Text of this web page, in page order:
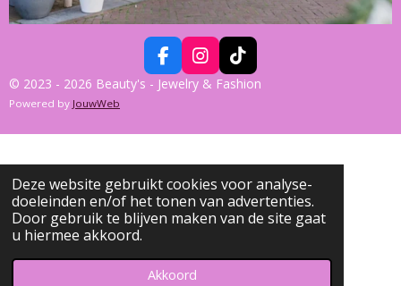
Deze website gebruikt cookies voor analyse-
doeleinden en/of het tonen van advertenties.
Door gebruik te blijven maken van de site gaat
u hiermee akkoord.
Akkoord
F
A
B
O
K
I
N
A
R
A
M
T
I
O
© 2023 - 2026 Beauty's - Jewelry & Fashion
Powered by JouwWeb